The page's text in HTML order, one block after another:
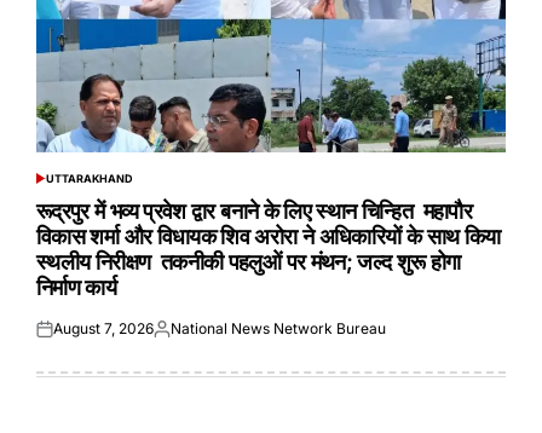
POSTED
UTTARAKHAND
रूद्रपुर में भव्य प्रवेश द्वार बनाने के लिए स्थान चिन्हित महापौर
विकास शर्मा और विधायक शिव अरोरा ने अधिकारियों के साथ किया
स्थलीय निरीक्षण तकनीकी पहलुओं पर मंथन; जल्द शुरू होगा
निर्माण कार्य
Posted
August 7, 2026Posted
National News Network Bureau